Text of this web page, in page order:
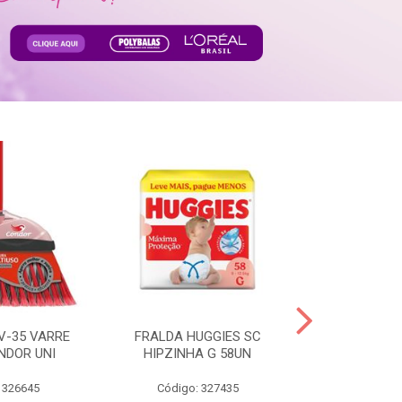
35 VARRE
UNI
FRALDA HUGGIES SC
HIPZINHA G 58UN
Código: 327435